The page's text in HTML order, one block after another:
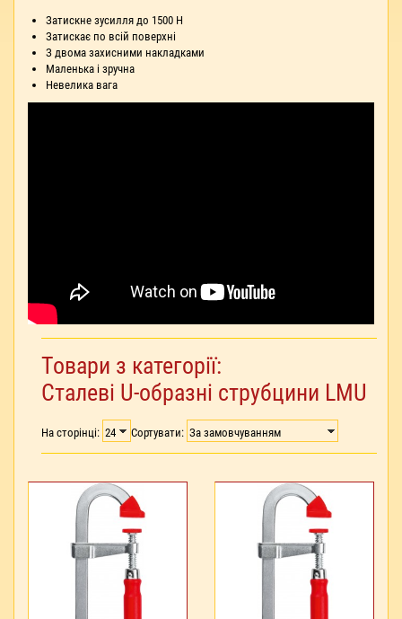
Затискне зусилля до 1500 Н
Затискає по всій поверхні
З двома захисними накладками
Маленька і зручна
Невелика вага
Товари з категорії:
Сталеві U-образні струбцини LMU
На сторінці: Сортувати: